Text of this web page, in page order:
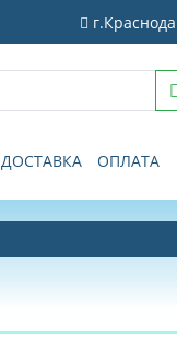
ДОСТАВКА ОПЛАТА